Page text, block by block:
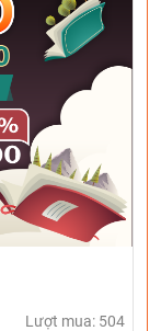
Lượt mua: 504